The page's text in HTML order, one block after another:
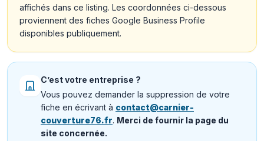
affichés dans ce listing. Les coordonnées ci-dessous
proviennent des fiches Google Business Profile
disponibles publiquement.
C’est votre entreprise ?
Vous pouvez demander la suppression de votre
fiche en écrivant à contact@carnier-
couverture76.fr. Merci de fournir la page du
site concernée.